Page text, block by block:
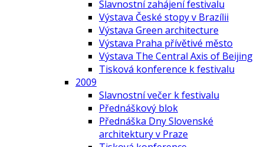
Slavnostní zahájení festivalu
Výstava České stopy v Brazílii
Výstava Green architecture
Výstava Praha přívětivé město
Výstava The Central Axis of Beijing
Tisková konference k festivalu
2009
Slavnostní večer k festivalu
Přednáškový blok
Přednáška Dny Slovenské
architektury v Praze